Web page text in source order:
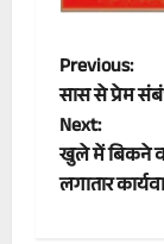
P
o
s
Previous:
सास से प्रेम
Next:
खुले में बिकने
लगातार